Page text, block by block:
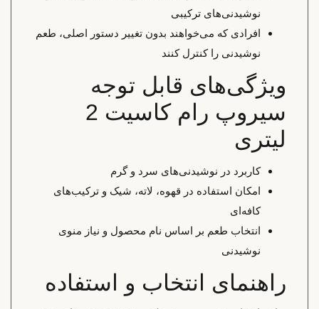
نوشیدنی‌های ترکیبی
افرادی که می‌خواهند بدون تغییر دستور اصلی، طعم
نوشیدنی را کنترل کنند
ویژگی‌های قابل توجه
سیروپ رام کاسیت 2
لیتری
کاربرد در نوشیدنی‌های سرد و گرم
امکان استفاده در قهوه، لاته، شیک و ترکیب‌های
کافه‌ای
انتخاب طعم بر اساس نام محصول و نیاز منوی
نوشیدنی
راهنمای انتخاب و استفاده